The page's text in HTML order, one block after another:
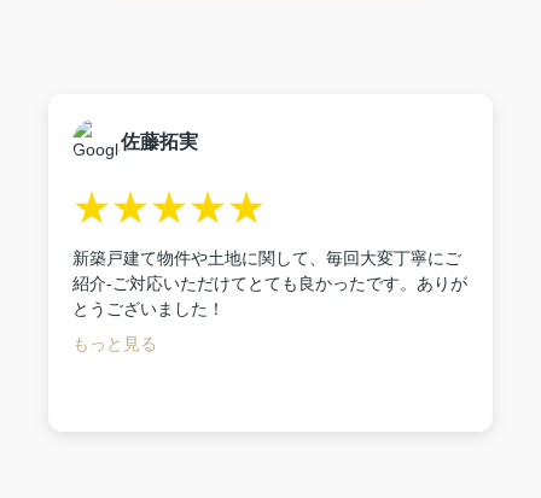
店さんにお願いして本当によかったで
佐藤拓実
★★★★★
新築戸建て物件や土地に関して、毎回大変丁寧にご
紹介-ご対応いただけてとても良かったです。ありが
とうございました！
もっと見る